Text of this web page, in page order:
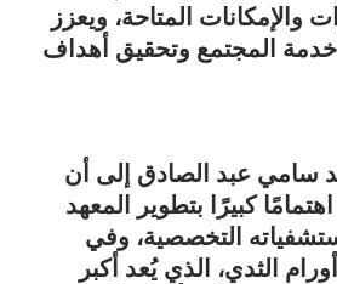
والإمكانات المتاحة، ويعزز
المجتمع وتحقيق أهداف
سامي عبد الصادق إلى أن
كبيرًا بتطوير المعهد
التخصصية، وفي
الثدي، الذي يُعد أكبر